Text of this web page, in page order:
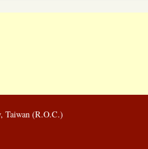
Taiwan (R.O.C.)